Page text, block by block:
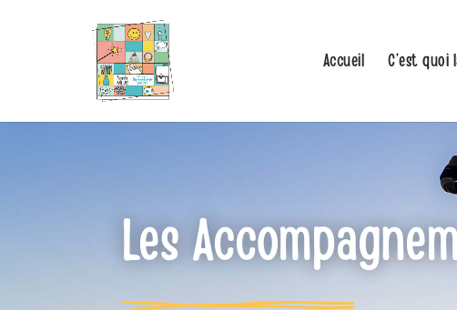
Accueil C’est quoi
Les